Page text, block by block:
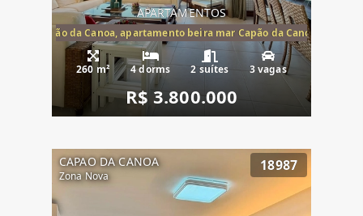
APARTAMENTOS
mar Capão da Canoa, apartamento beira mar Capão da Canoa,
260 m² 4 dorms 2 suítes 3 vagas
R$ 3.800.000
CAPAO DA CANOA
Zona Nova
18987